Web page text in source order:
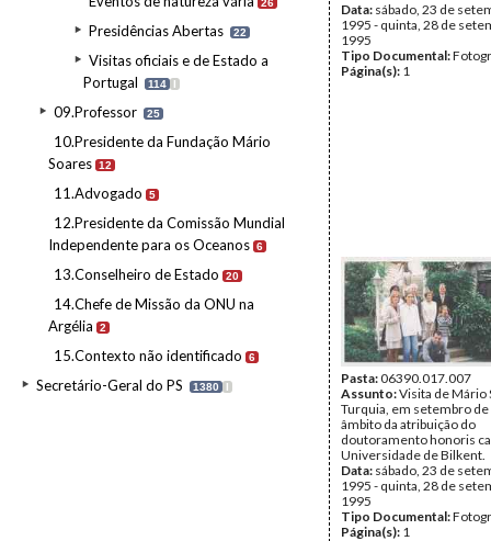
26
Presidências Abertas 22
Visitas oficiais e de Estado a
Portugal
114 I
09.Professor 25
10.Presidente da Fundação Mário
Soares 12
11.Advogado 5
12.Presidente da Comissão Mundial
Independente para os Oceanos 6
13.Conselheiro de Estado 20
14.Chefe de Missão da ONU na
Argélia
2
15.Contexto não identificado 6
Secretário-Geral do PS 1380 I
Data: sábado, 23 de
1995 - quinta, 28 de
1995
Tipo Documental:
Página(s): 1
Pasta:06390.017.007
Assunto:Visita de Mário
Turquia, em setembro
âmbito da atribuição do
doutoramento honoris
Universidade de Bilkent.
Data: sábado, 23 de
1995 - quinta, 28 de
1995
Tipo Documental:
Página(s): 1